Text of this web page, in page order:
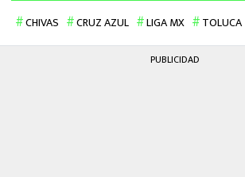
CHIVAS CRUZ AZUL LIGA MX TOLUCA
PUBLICIDAD